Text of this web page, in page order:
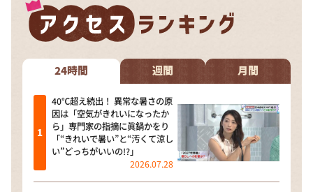
24時間 週間 月間
40℃超え続出！ 異常な暑さの原
因は「空気がきれいになったか
ら」専門家の指摘に眞鍋かをり
「“きれいで暑い”と“汚くて涼し
い”どっちがいいの!?」
2026.07.28